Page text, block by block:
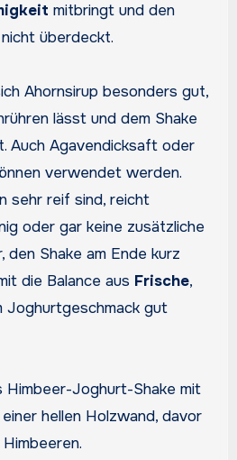
mitbringt und den
überdeckt.
Ahornsirup besonders gut,
lässt und dem Shake
Auch Agavendicksaft oder
verwendet werden.
sehr reif sind, reicht
oder gar keine zusätzliche
den Shake am Ende kurz
die Balance aus Frische,
Joghurtgeschmack gut